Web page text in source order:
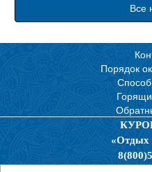
Все
Порядок
«Отдых